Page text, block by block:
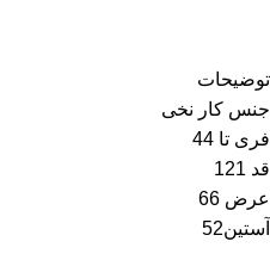
توضیحات
جنس کار نخی
فری تا 44
قد 121
عرض 66
آستین52